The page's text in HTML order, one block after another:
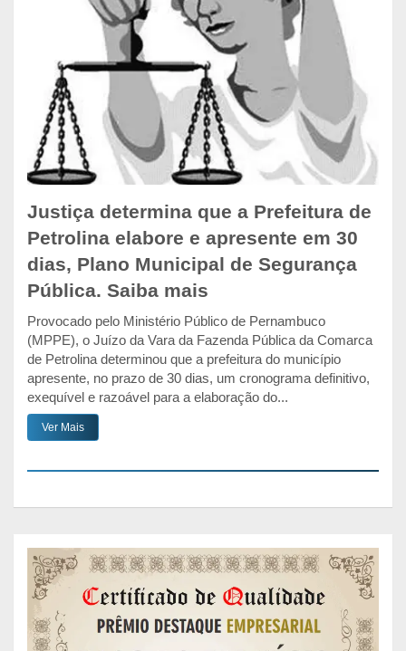
Justiça determina que a Prefeitura de
Petrolina elabore e apresente em 30
dias, Plano Municipal de Segurança
Pública. Saiba mais
Provocado pelo Ministério Público de Pernambuco
(MPPE), o Juízo da Vara da Fazenda Pública da Comarca
de Petrolina determinou que a prefeitura do município
apresente, no prazo de 30 dias, um cronograma definitivo,
exequível e razoável para a elaboração do...
Ver Mais